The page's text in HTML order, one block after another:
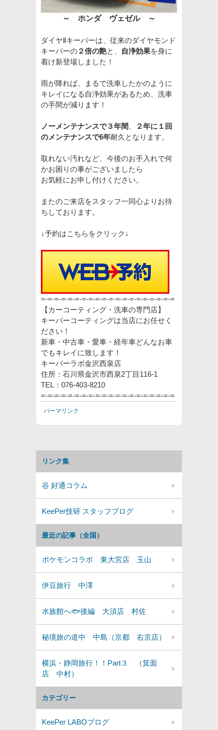
～ ホンダ ヴェゼル～
ダイヤⅡキーパーは、従来のダイヤモンド
キーパーの ２倍の艶と、 自浄効果を身に
着け新登場しました！
雨が降れば、まるで洗車したかのように
キレイになる自浄効果があるため、洗車
の手間が減ります！
ノーメンテナンスで３年間
２年に１回
のメンテナンスで6年耐久となります。
取れない汚れなど、今後のお手入れで何
かお困りの事がございましたら
お気軽にお申し付けください。
またのご来店をスタッフ一同心よりお待
ちしております。
↓予約はこちらをクリック↓
=-=-=-=-=-=-=-=-=-=-=-=-=-=-=-=-=-=-=-=
【カーコーティング・洗車の専門店】
キーパーコーティングは当店にお任せく
ださい！
新車・中古車・愛車・経年車どんなお車
でもキレイに致します！
キーパーラボ金沢西泉店
住所：石川県金沢市西泉2丁目116‐1
TEL：076-403-8210
=-=-=-=-=-=-=-=-=-=-=-=-=-=-=-=-=-=-=-=
パーマリンク
カテゴリー
KeePer LABOブログ
最近の記事（全国）
ポケモンコラボ 東大宮店 玉山
伊豆旅行 中澤
水族館へ🐟後編 大須店 村佐
秘境旅の道中 中島（京都 右京店）
横浜・静岡旅行！！Part３ （箕面
店 中村）
リンク集
谷 好通コラム
KeePer技研 スタッフブログ